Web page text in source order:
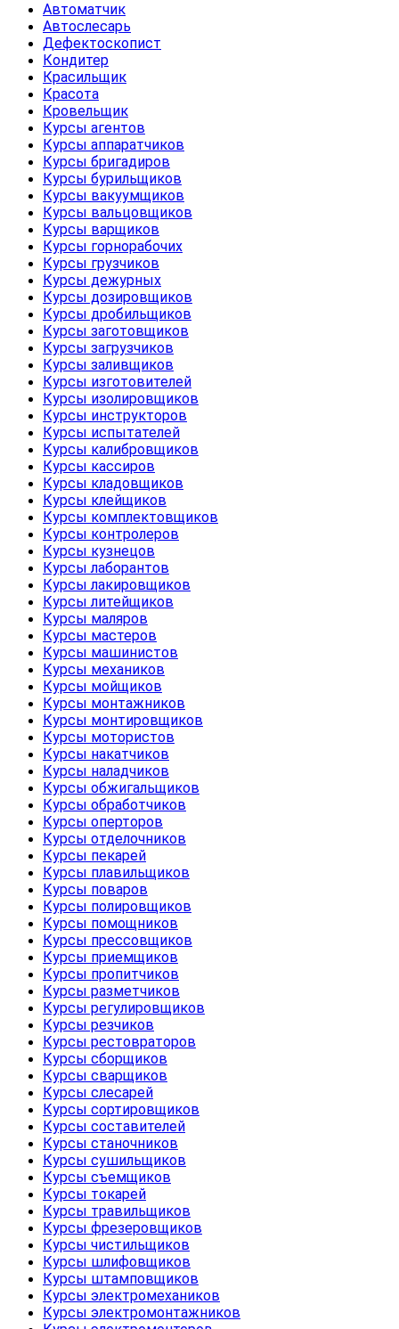
Автоматчик
Автослесарь
Дефектоскопист
Кондитер
Красильщик
Красота
Кровельщик
Курсы агентов
Курсы аппаратчиков
Курсы бригадиров
Курсы бурильщиков
Курсы вакуумщиков
Курсы вальцовщиков
Курсы варщиков
Курсы горнорабочих
Курсы грузчиков
Курсы дежурных
Курсы дозировщиков
Курсы дробильщиков
Курсы заготовщиков
Курсы загрузчиков
Курсы заливщиков
Курсы изготовителей
Курсы изолировщиков
Курсы инструкторов
Курсы испытателей
Курсы калибровщиков
Курсы кассиров
Курсы кладовщиков
Курсы клейщиков
Курсы комплектовщиков
Курсы контролеров
Курсы кузнецов
Курсы лаборантов
Курсы лакировщиков
Курсы литейщиков
Курсы маляров
Курсы мастеров
Курсы машинистов
Курсы механиков
Курсы мойщиков
Курсы монтажников
Курсы монтировщиков
Курсы мотористов
Курсы накатчиков
Курсы наладчиков
Курсы обжигальщиков
Курсы обработчиков
Курсы оперторов
Курсы отделочников
Курсы пекарей
Курсы плавильщиков
Курсы поваров
Курсы полировщиков
Курсы помощников
Курсы прессовщиков
Курсы приемщиков
Курсы пропитчиков
Курсы разметчиков
Курсы регулировщиков
Курсы резчиков
Курсы рестовраторов
Курсы сборщиков
Курсы сварщиков
Курсы слесарей
Курсы сортировщиков
Курсы составителей
Курсы станочников
Курсы сушильщиков
Курсы съемщиков
Курсы токарей
Курсы травильщиков
Курсы фрезеровщиков
Курсы чистильщиков
Курсы шлифовщиков
Курсы штамповщиков
Курсы электромехаников
Курсы электромонтажников